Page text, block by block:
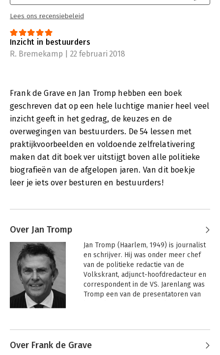
Lees ons recensiebeleid
Inzicht in bestuurders
R. Bremekamp | 22 februari 2018
Frank de Grave en Jan Tromp hebben een boek
geschreven dat op een hele luchtige manier heel veel
inzicht geeft in het gedrag, de keuzes en de
overwegingen van bestuurders. De 54 lessen met
praktijkvoorbeelden en voldoende zelfrelativering
maken dat dit boek ver uitstijgt boven alle politieke
biografieën van de afgelopen jaren. Van dit boekje
leer je iets over besturen en bestuurders!
Over Jan Tromp
Jan Tromp (Haarlem, 1949) is journalist
en schrijver. Hij was onder meer chef
van de politieke redactie van de
Volkskrant, adjunct-hoofdredacteur en
correspondent in de VS. Jarenlang was
Tromp een van de presentatoren van
onder meer Voor de duvel niet bang,
Over Frank de Grave